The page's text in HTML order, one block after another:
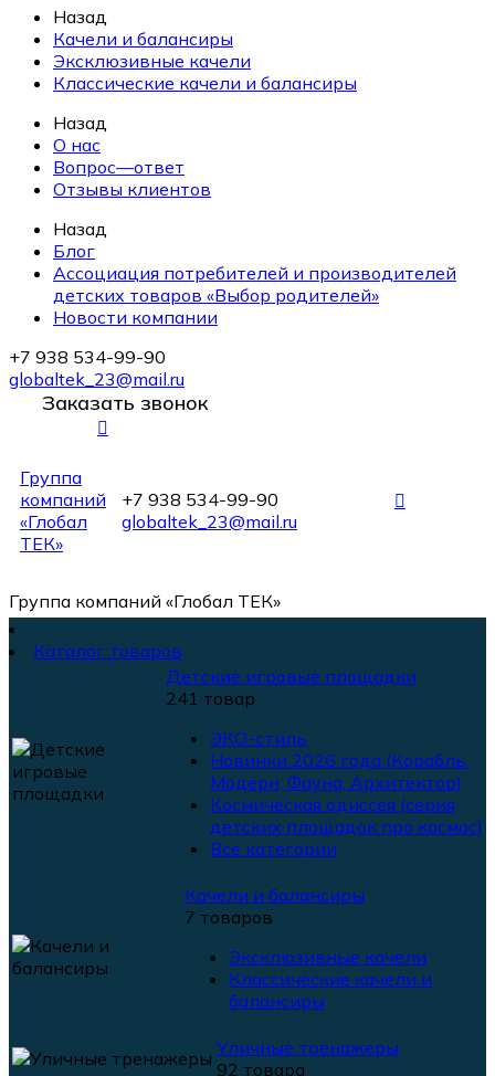
Назад
Качели и балансиры
Эксклюзивные качели
Классические качели и балансиры
Назад
О нас
Вопрос—ответ
Отзывы клиентов
Назад
Блог
Ассоциация потребителей и производителей
детских товаров «Выбор родителей»
Новости компании
+7 938 534-99-90
globaltek_23@mail.ru
Заказать звонок
Группа
компаний
«Глобал
ТЕК»
+7 938 534-99-90
globaltek_23@mail.ru
Группа компаний «Глобал ТЕК»
Каталог товаров
Детские игровые площадки
241 товар
ЭКО-стиль
Новинки 2026 года (Корабль,
Модерн, Фауна, Архитектор)
Космическая одиссея (серия
детских площадок про космос)
Все категории
Качели и балансиры
7 товаров
Эксклюзивные качели
Классические качели и
балансиры
Уличные тренажеры
92 товара